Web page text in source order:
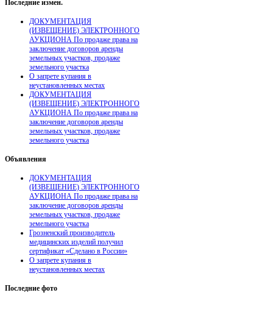
Последние измен.
ДОКУМЕНТАЦИЯ
(ИЗВЕЩЕНИЕ) ЭЛЕКТРОННОГО
АУКЦИОНА По продаже права на
заключение договоров аренды
земельных участков, продаже
земельного участка
О запрете купания в
неустановленных местах
ДОКУМЕНТАЦИЯ
(ИЗВЕЩЕНИЕ) ЭЛЕКТРОННОГО
АУКЦИОНА По продаже права на
заключение договоров аренды
земельных участков, продаже
земельного участка
Объявления
ДОКУМЕНТАЦИЯ
(ИЗВЕЩЕНИЕ) ЭЛЕКТРОННОГО
АУКЦИОНА По продаже права на
заключение договоров аренды
земельных участков, продаже
земельного участка
Грозненский производитель
медицинских изделий получил
сертификат «Сделано в России»
О запрете купания в
неустановленных местах
Последние фото